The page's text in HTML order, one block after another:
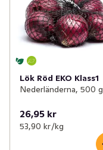
Lök Röd EKO Klass1
Nederländerna, 500 g
26,95 kr
53,90 kr /kg